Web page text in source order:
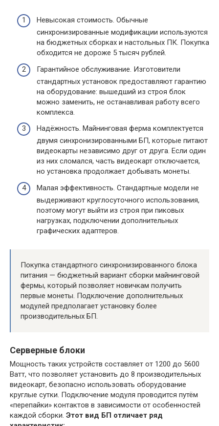
Невысокая стоимость. Обычные
синхронизированные модификации используются
на бюджетных сборках и настольных ПК. Покупка
обходится не дороже 5 тысяч рублей.
Гарантийное обслуживание. Изготовители
стандартных установок предоставляют гарантию
на оборудование: вышедший из строя блок
можно заменить, не останавливая работу всего
комплекса.
Надёжность. Майнинговая ферма комплектуется
двумя синхронизированными БП, которые питают
видеокарты независимо друг от друга. Если один
из них сломался, часть видеокарт отключается,
но установка продолжает добывать монеты.
Малая эффективность. Стандартные модели не
выдерживают круглосуточного использования,
поэтому могут выйти из строя при пиковых
нагрузках, подключении дополнительных
графических адаптеров.
Покупка стандартного синхронизированного блока
питания — бюджетный вариант сборки майнинговой
фермы, который позволяет новичкам получить
первые монеты. Подключение дополнительных
модулей предполагает установку более
производительных БП.
Серверные блоки
Мощность таких устройств составляет от 1200 до 5600
Ватт, что позволяет установить до 8 производительных
видеокарт, безопасно использовать оборудование
круглые сутки. Подключение модуля проводится путём
«перепайки» контактов в зависимости от особенностей
каждой сборки. Этот вид БП отличает ряд